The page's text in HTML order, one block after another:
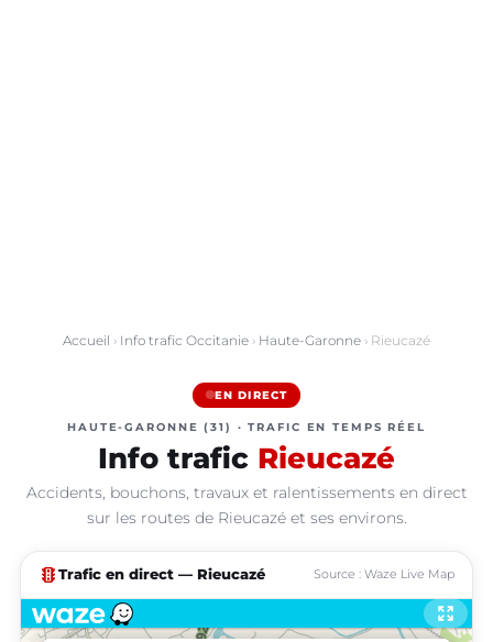
Accueil › Info trafic Occitanie › Haute-Garonne › Rieucazé
EN DIRECT
HAUTE-GARONNE (31) · TRAFIC EN TEMPS RÉEL
Info trafic Rieucazé
Accidents, bouchons, travaux et ralentissements en direct
sur les routes de Rieucazé et ses environs.
traffic Trafic en direct — Rieucazé Source : Waze Live Map